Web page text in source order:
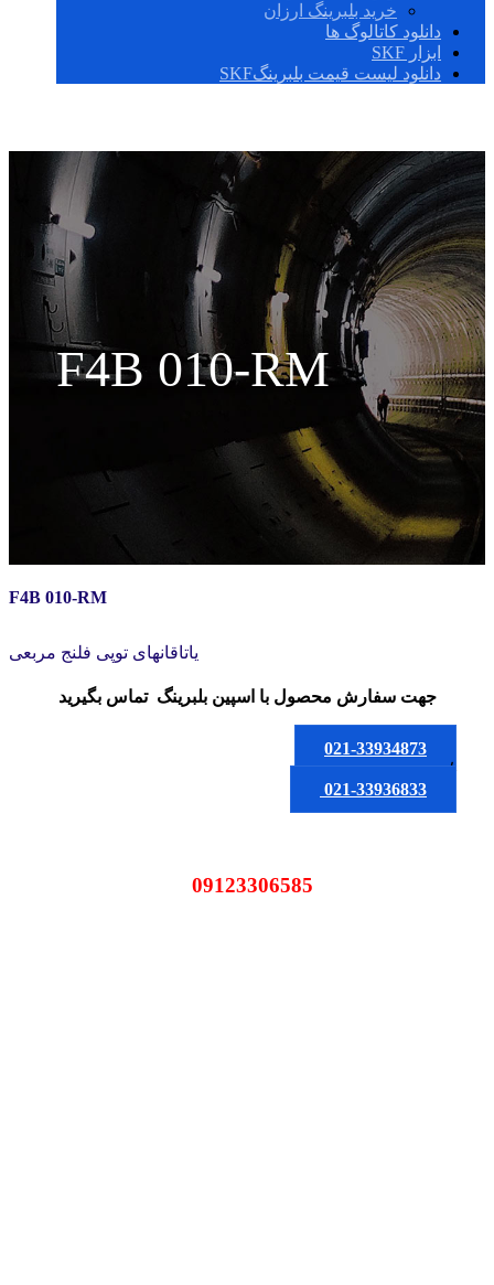
خرید بلبرینگ ارزان
دانلود کاتالوگ ها
ابزار SKF
دانلود لیست قیمت بلبرینگSKF
F4B 010-RM
F4B 010-RM
یاتاقانهای توپی فلنج مربعی
جهت سفارش محصولبا اسپین بلبرینگ تماس بگیرید
021-33934873
یا
021-33936833